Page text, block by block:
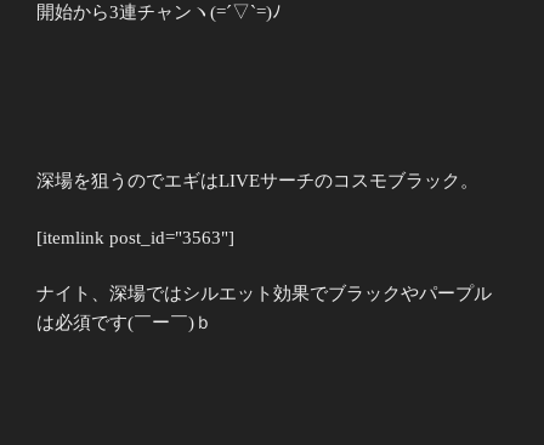
開始から3連チャンヽ(=´▽`=)ﾉ
深場を狙うのでエギはLIVEサーチのコスモブラック。
[itemlink post_id="3563"]
ナイト、深場ではシルエット効果でブラックやパープル
は必須です(￣ー￣)ｂ